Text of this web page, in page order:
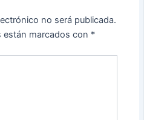
no será publicada.
marcados con *